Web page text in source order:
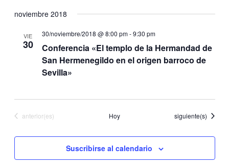
búsqueda
vistas
de
vistas
fecha.
noviembre 2018
VIE
30
30/noviembre/2018 @ 8:00 pm-9:30 pm
Conferencia «El templo de la Hermandad de
San Hermenegildo en el origen barroco de
Sevilla»
Eventos
anterior(es) Hoy Eventos
siguiente(s)
Suscribirse al calendario